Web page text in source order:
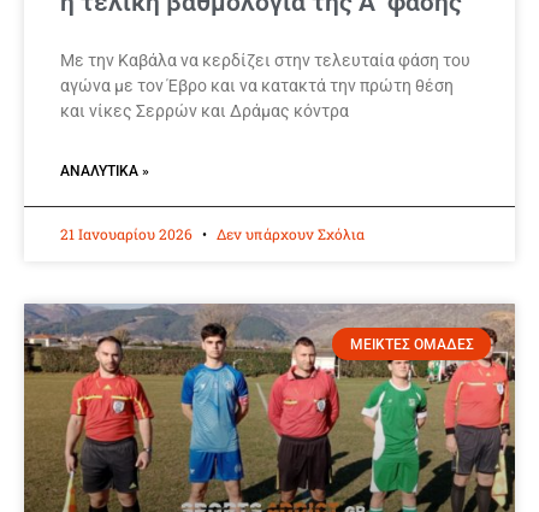
Με την Καβάλα να κερδίζει στην τελευταία φάση του
αγώνα με τον Έβρο και να κατακτά την πρώτη θέση
και νίκες Σερρών και Δράμας κόντρα
ΑΝΑΛΥΤΙΚΆ »
21 Ιανουαρίου 2026 Δεν υπάρχουν Σχόλια
ΜΕΙΚΤΕΣ ΟΜΑΔΕΣ